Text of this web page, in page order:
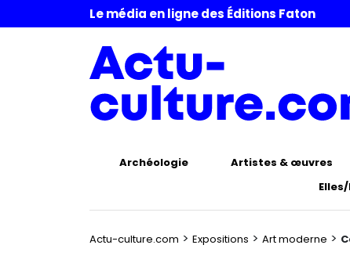
Le média en ligne des Éditions Faton
Archéologie Artistes & œuvres
Actu-culture.com > Expositions > Art moderne >